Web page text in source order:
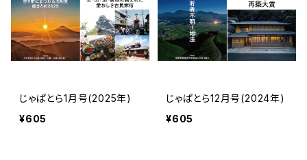
じゃぱとら1月号(2025年)
¥605
じゃぱとら12月号(2024年)
¥605